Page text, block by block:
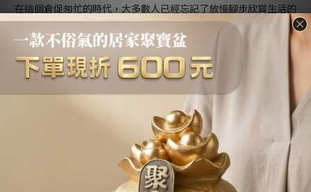
在這個倉促匆忙的時代，大多數人已經忘記了放慢腳步欣賞生活的
美。
傳藝工坊的願景將放眼全世界，將屬於東方的藝術文化推廣到世界
各地，並賦予「傳統」一個嶄新「年輕」躍動的靈魂，使得不僅東
方人更還有世界各地的欣賞者們，認識我們台灣與東方藝術之美的
魅力。
About us